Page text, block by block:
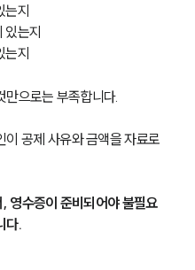
는지
있는지
는지
으로는 부족합니다.
공제 사유와 금액을 자료로
영수증이 준비되어야 불필요
다.